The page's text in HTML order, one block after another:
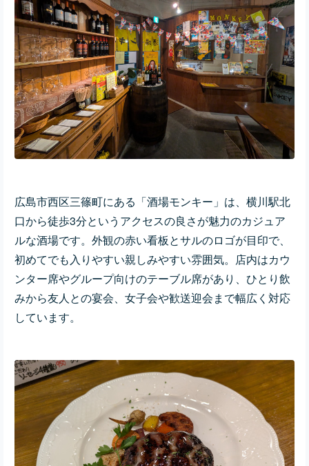
広島市西区三篠町にある「酒場モンキー」は、横川駅北
口から徒歩3分というアクセスの良さが魅力のカジュア
ルな酒場です。外観の赤い看板とサルのロゴが目印で、
初めてでも入りやすい親しみやすい雰囲気。店内はカウ
ンター席やグループ向けのテーブル席があり、ひとり飲
みから友人との宴会、女子会や歓送迎会まで幅広く対応
しています。